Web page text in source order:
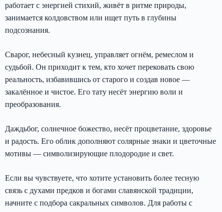
работает с энергией стихий, живёт в ритме природы,
занимается колдовством или ищет путь в глубины
подсознания.
Сварог, небесный кузнец, управляет огнём, ремеслом и
судьбой. Он приходит к тем, кто хочет перековать свою
реальность, избавившись от старого и создав новое —
закалённое и чистое. Его тату несёт энергию воли и
преобразования.
Даждьбог, солнечное божество, несёт процветание, здоровье
и радость. Его облик дополняют солярные знаки и цветочные
мотивы — символизирующие плодородие и свет.
Если вы чувствуете, что хотите установить более тесную
связь с духами предков и богами славянской традиции,
начните с подбора сакральных символов. Для работы с